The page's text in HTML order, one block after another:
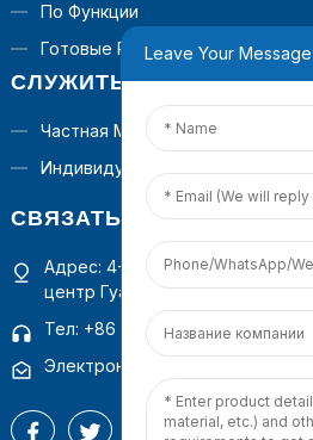
По Функции
Готовые Решения
СЛУЖИТЬ
Частная Марка
Индивидуальная Формула
СВЯЗАТЬСЯ С НАМИ
Адрес: 4-й этаж, здание 1,
центр Гуаньиньшань, Сямынь,
Тел: +86 18965423693
Электронная почта:
Leave Your Message